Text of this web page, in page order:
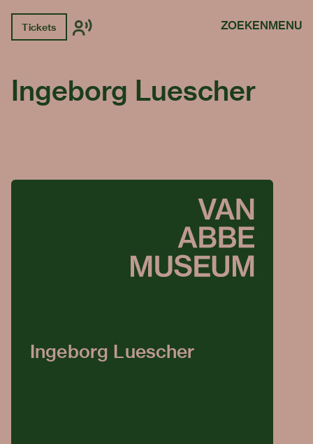
Tickets ZOEKENMENU
Ingeborg Luescher
Ingeborg Luescher